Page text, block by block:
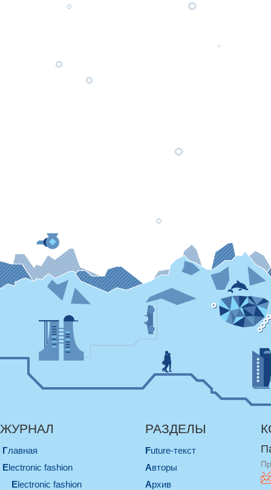
ЖУРНАЛ
Главная
electronic fashion
electronic fashion
РАЗДЕЛЫ
Future-текст
Авторы
Архив